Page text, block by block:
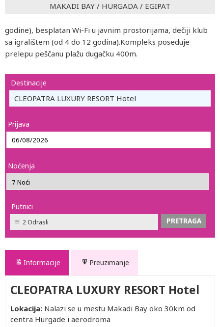
MAKADI BAY / HURGADA / EGIPAT
godine), besplatan Wi-Fi u javnim prostorijama, dečiji klub
sa igralištem (od 4 do 12 godina).Kompleks poseduje
prelepu peščanu plažu dugačku 400m.
Destinacije
CLEOPATRA LUXURY RESORT Hotel
Prijava
Noćenja
Putnici
2 Odrasli
Informacije Preuzimanje
CLEOPATRA LUXURY RESORT Hotel
Lokacija: Nalazi se u mestu Makadi Bay oko 30km od
centra Hurgade i aerodroma